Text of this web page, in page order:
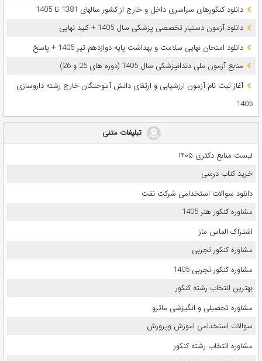
دانلود کنکورهای سراسری داخل و خارج از کشور سالهای 1381 تا 1405
دانلود آزمون دستیار تخصصی پزشکی سال 1405 + کلید نهایی
دانلود امتحان نهایی سلامت و بهداشت پایه دوازدهم تیر 1405 + پاسخ
ﻣﻨﺎﺑﻊ آزﻣﻮن ﻣﻠﯽ دندانپزشکی سال 1405 (دوره های 25 و 26)
آغاز ثبت نام آزمون‌ ارزشیابی و ارتقای دانش آموختگان خارج رشته داروسازی
1405
تبلیغات متنی
لیست منابع دکتری ۱۴۰۵
خرید کتاب درسی
دانلود سوالات استخدامی شرکت نفت
مشاوره کنکور هنر 1405
اشتراک الماس ماز
مشاوره کنکور تجربی
مشاوره کنکور تجربی 1405
بهترین انتخاب رشته کنکور
مشاوره تحصیلی و انگیزشی ماترو
سوالات استخدامی اموزش وپرورش
مشاوره انتخاب رشته کنکور